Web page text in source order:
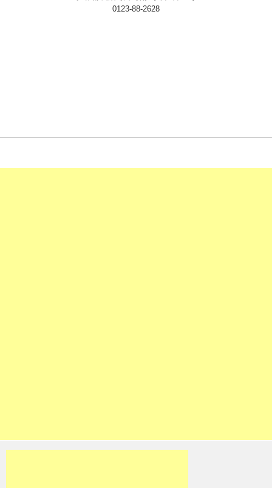
0123-88-2628